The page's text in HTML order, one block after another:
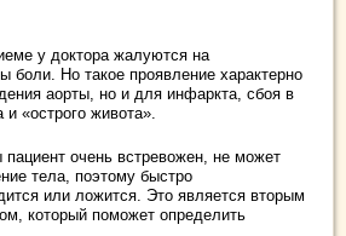
у доктора жалуются на
боли. Но такое проявление характерно
аорты, но и для инфаркта, сбоя в
«острого живота».
пациент очень встревожен, не может
тела, поэтому быстро
или ложится. Это является вторым
который поможет определить